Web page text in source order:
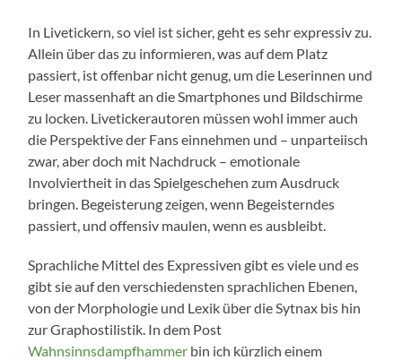
In Livetickern, so viel ist sicher, geht es sehr expressiv zu.
Allein über das zu informieren, was auf dem Platz
passiert, ist offenbar nicht genug, um die Leserinnen und
Leser massenhaft an die Smartphones und Bildschirme
zu locken. Livetickerautoren müssen wohl immer auch
die Perspektive der Fans einnehmen und – unparteiisch
zwar, aber doch mit Nachdruck – emotionale
Involviertheit in das Spielgeschehen zum Ausdruck
bringen. Begeisterung zeigen, wenn Begeisterndes
passiert, und offensiv maulen, wenn es ausbleibt.
Sprachliche Mittel des Expressiven gibt es viele und es
gibt sie auf den verschiedensten sprachlichen Ebenen,
von der Morphologie und Lexik über die Sytnax bis hin
zur Graphostilistik. In dem Post
Wahnsinnsdampfhammer bin ich kürzlich einem